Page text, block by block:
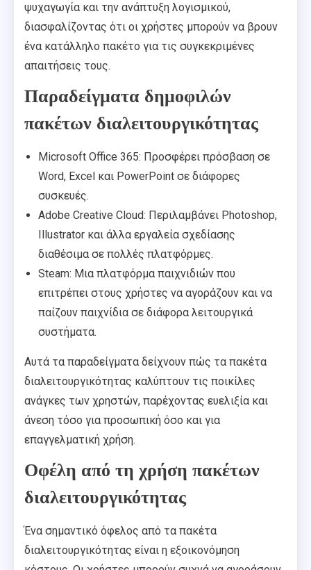
ψυχαγωγία και την ανάπτυξη λογισμικού,
διασφαλίζοντας ότι οι χρήστες μπορούν να βρουν
ένα κατάλληλο πακέτο για τις συγκεκριμένες
απαιτήσεις τους.
Παραδείγματα δημοφιλών
πακέτων διαλειτουργικότητας
Microsoft Office 365: Προσφέρει πρόσβαση σε
Word, Excel και PowerPoint σε διάφορες
συσκευές.
Adobe Creative Cloud: Περιλαμβάνει Photoshop,
Illustrator και άλλα εργαλεία σχεδίασης
διαθέσιμα σε πολλές πλατφόρμες.
Steam: Μια πλατφόρμα παιχνιδιών που
επιτρέπει στους χρήστες να αγοράζουν και να
παίζουν παιχνίδια σε διάφορα λειτουργικά
συστήματα.
Αυτά τα παραδείγματα δείχνουν πώς τα πακέτα
διαλειτουργικότητας καλύπτουν τις ποικίλες
ανάγκες των χρηστών, παρέχοντας ευελιξία και
άνεση τόσο για προσωπική όσο και για
επαγγελματική χρήση.
Οφέλη από τη χρήση πακέτων
διαλειτουργικότητας
Ένα σημαντικό όφελος από τα πακέτα
διαλειτουργικότητας είναι η εξοικονόμηση